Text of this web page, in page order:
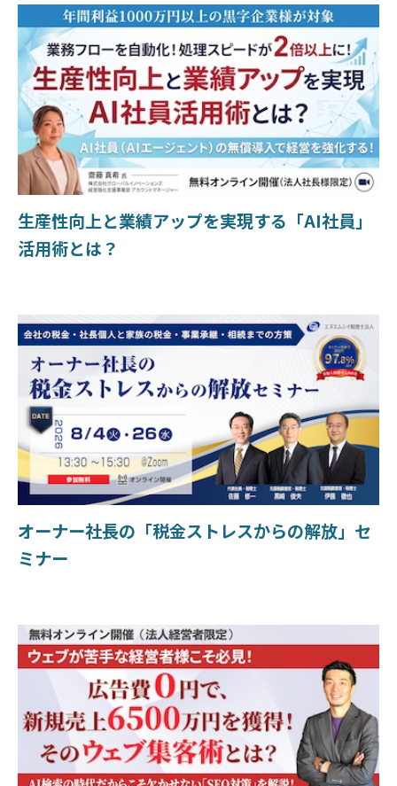
生産性向上と業績アップを実現する「AI社員」
活用術とは？
オーナー社長の「税金ストレスからの解放」セ
ミナー